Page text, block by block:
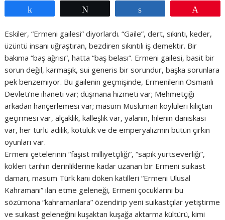
Eskiler, “Ermeni gailesi” diyorlardı. “Gaile”, dert, sıkıntı, keder,
üzüntü insanı uğraştıran, bezdiren sıkıntılı iş demektir. Bir
bakıma “baş ağrısı”, hatta “baş belası”. Ermeni gailesi, basit bir
sorun değil, karmaşık, sui generis bir sorundur, başka sorunlara
pek benzemiyor. Bu gailenin geçmişinde, Ermenilerin Osmanlı
Devleti’ne ihaneti var; düşmana hizmeti var; Mehmetçiği
arkadan hançerlemesi var; masum Müslüman köylüleri kılıçtan
geçirmesi var, alçaklık, kalleşlik var, yalanın, hilenin daniskasi
var, her türlü adilik, kötülük ve de emperyalizmin bütün çirkin
oyunları var.
Ermeni çetelerinin “faşist milliyetçiliği”, “sapık yurtseverliği”,
kökleri tarihin derinliklerine kadar uzanan bir Ermeni suikast
damarı, masum Türk kanı döken katilleri “Ermeni Ulusal
Kahramanı” ilan etme geleneği, Ermeni çocuklarını bu
sözümona “kahramanlara” özendirip yeni suikastçılar yetiştirme
ve suikast geleneğini kuşaktan kuşağa aktarma kültürü, kimi